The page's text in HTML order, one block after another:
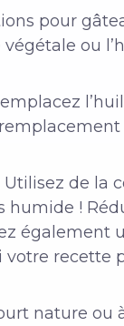
pour
ou
Utilisez de la
humide !
également
votre recette
nature ou